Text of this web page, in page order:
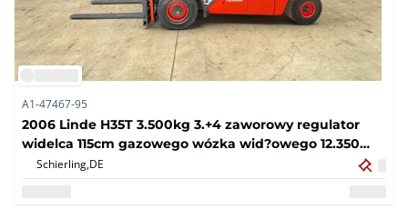
A1-47467-95
2006 Linde H35T 3.500kg 3.+4 zaworowy regulator
widelca 115cm gazowego wózka wid?owego 12.350
godzin
Schierling,DE